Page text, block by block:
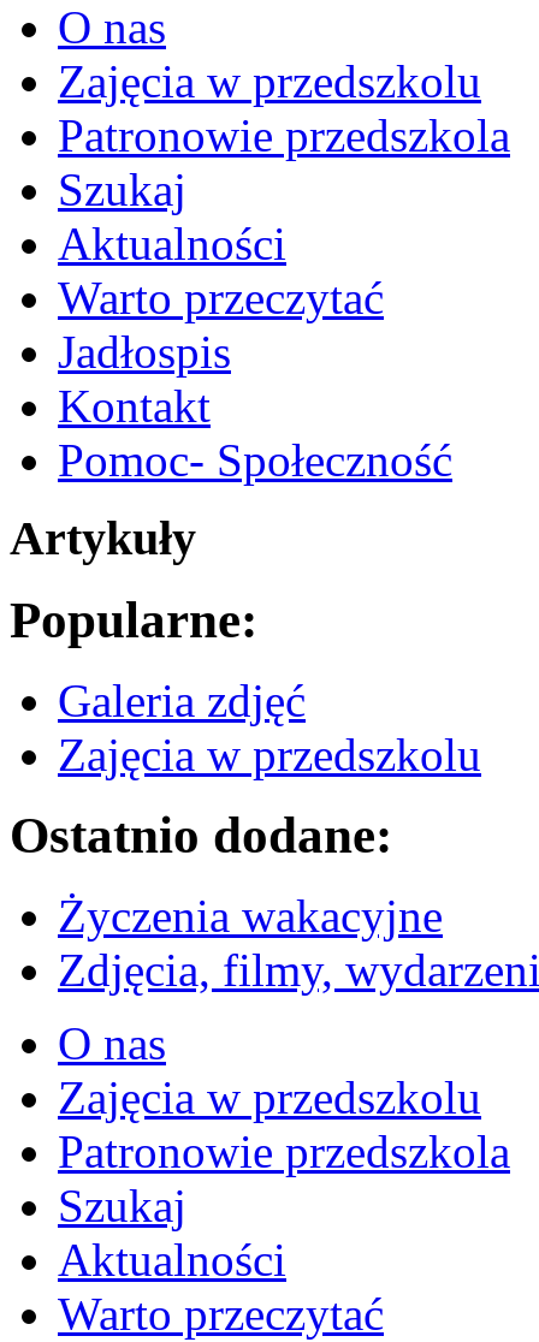
O nas
Zajęcia w przedszkolu
Patronowie przedszkola
Szukaj
Aktualności
Warto przeczytać
Jadłospis
Kontakt
Pomoc- Społeczność
Artykuły
Popularne:
Galeria zdjęć
Zajęcia w przedszkolu
Ostatnio dodane:
Życzenia wakacyjne
Zdjęcia, filmy,
O nas
Zajęcia w przedszkolu
Patronowie przedszkola
Szukaj
Aktualności
Warto przeczytać